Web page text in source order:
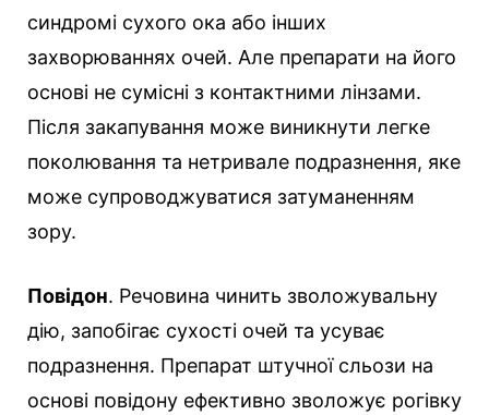
синдромі сухого ока або інших
захворюваннях очей. Але препарати на його
основі не сумісні з контактними лінзами.
Після закапування може виникнути легке
поколювання та нетривале подразнення, яке
може супроводжуватися затуманенням
зору.
Повідон. Речовина чинить зволожувальну
дію, запобігає сухості очей та усуває
подразнення. Препарат штучної сльози на
основі повідону ефективно зволожує рогівку